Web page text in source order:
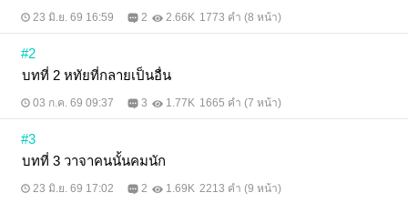
23 มิ.ย. 69 16:59 2 2.66K 1773 คำ (8 หน้า)
#2
บทที่ 2 หทัยที่กลายเป็นอื่น
03 ก.ค. 69 09:37 3 1.77K 1665 คำ (7 หน้า)
#3
บทที่ 3 วาจาคนนั้นคมนัก
23 มิ.ย. 69 17:02 2 1.69K 2213 คำ (9 หน้า)